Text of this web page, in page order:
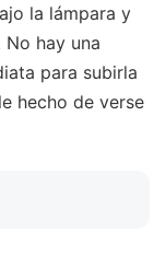
la lámpara y
hay una
para subirla
hecho de verse